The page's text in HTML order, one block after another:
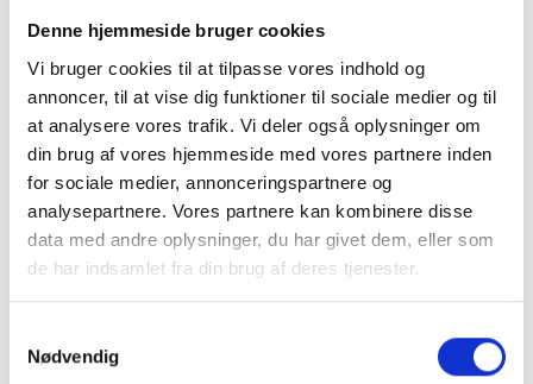
Denne hjemmeside bruger cookies
Vi bruger cookies til at tilpasse vores indhold og
annoncer, til at vise dig funktioner til sociale medier og til
at analysere vores trafik. Vi deler også oplysninger om
din brug af vores hjemmeside med vores partnere inden
for sociale medier, annonceringspartnere og
analysepartnere. Vores partnere kan kombinere disse
data med andre oplysninger, du har givet dem, eller som
de har indsamlet fra din brug af deres tjenester.
Nødvendig
Vi ved, at vegansk bagværk kan være en udfordring: dejen
skal være stabil, og resultatet
skal friste. Derfor har vi udviklet løsninger, der gør det nemt
at bage uden animalske råvarer
– men med samme kvalitet og proces som du kender.
Vi har omsat vores erfaring til løsninger, der fungerer i
praksis: fra kager og cremer til
Sammen kan vi skabe et sortiment, der gør det